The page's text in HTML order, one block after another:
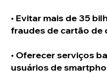
• Evitar mais de 35
fraudes de cartão de
• Oferecer serviços
usuários de